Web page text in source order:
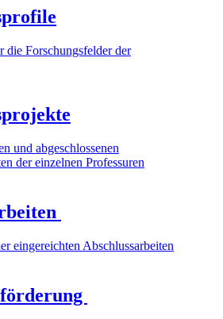
die Forschungsfelder der
und abgeschlossenen
der einzelnen Professuren
eingereichten Abschlussarbeiten